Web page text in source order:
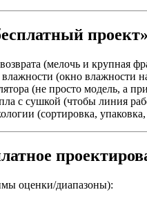
(мелочь и крупная
влажности (окно влажности
(не просто модель, а
с сушкой (чтобы линия
(сортировка,
оценки/диапазоны):